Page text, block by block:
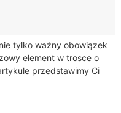
tylko ważny obowiązek
element w trosce o
przedstawimy Ci
właściwie...